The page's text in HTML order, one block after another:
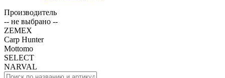
Производитель
-- не выбрано --
ZEMEX
Carp Hunter
Mottomo
SELECT
NARVAL